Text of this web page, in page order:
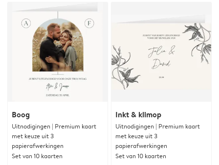
Boog
Uitnodigingen | Premium kaart
met keuze uit 3
papierafwerkingen
Set van 10 kaarten
Inkt & klimop
Uitnodigingen | Premium kaart
met keuze uit 3
papierafwerkingen
Set van 10 kaarten